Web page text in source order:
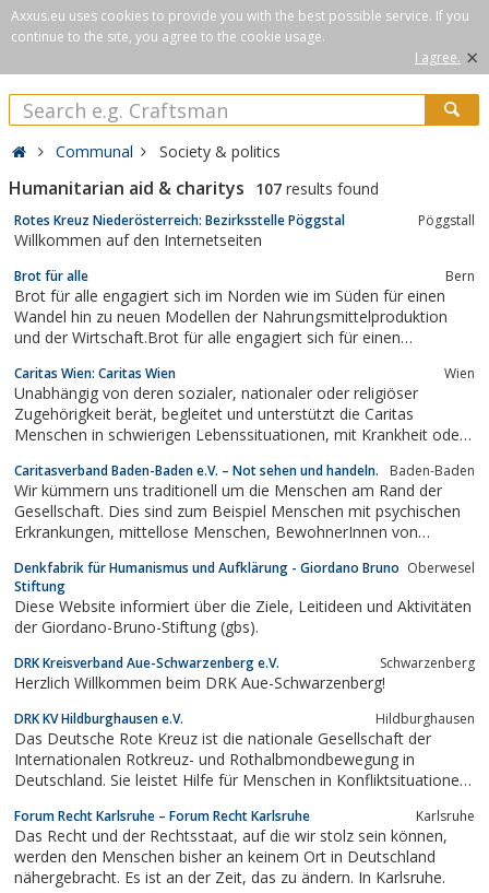
Axxus.eu uses cookies to provide you with the best possible service. If you
continue to the site, you agree to the cookie usage.
I agree. ×
Communal Society & politics
Humanitarian aid & charitys 107 results found
Rotes Kreuz Niederösterreich: Bezirksstelle Pöggstal Pöggstall
Willkommen auf den Internetseiten
Brot für alle Bern
Brot für alle engagiert sich im Norden wie im Süden für einen
Wandel hin zu neuen Modellen der Nahrungsmittelproduktion
und der Wirtschaft.Brot für alle engagiert sich für einen
erhält und regeneriert. Dieser Wandel schafft Ernährungs- und
Wirtschaftssysteme für...
Caritas Wien: Caritas Wien Wien
Unabhängig von deren sozialer, nationaler oder religiöser
Zugehörigkeit berät, begleitet und unterstützt die Caritas
Menschen in schwierigen Lebenssituationen, mit Krankheit oder
Caritasverband Baden-Baden e.V. – Not sehen und handeln. Baden-Baden
Wir kümmern uns traditionell um die Menschen am Rand der
Gesellschaft. Dies sind zum Beispiel Menschen mit psychischen
Erkrankungen, mittellose Menschen, BewohnerInnen von
wohnungslose Menschen.
Denkfabrik für Humanismus und Aufklärung - Giordano Bruno
Stiftung
Oberwesel
Diese Website informiert über die Ziele, Leitideen und Aktivitäten
der Giordano-Bruno-Stiftung (gbs).
DRK Kreisverband Aue-Schwarzenberg e.V. Schwarzenberg
Herzlich Willkommen beim DRK Aue-Schwarzenberg!
DRK KV Hildburghausen e.V. Hildburghausen
Das Deutsche Rote Kreuz ist die nationale Gesellschaft der
Internationalen Rotkreuz- und Rothalbmondbewegung in
Deutschland. Sie leistet Hilfe für Menschen in Konfliktsituationen,
Forum Recht Karlsruhe – Forum Recht Karlsruhe Karlsruhe
Das Recht und der Rechtsstaat, auf die wir stolz sein können,
werden den Menschen bisher an keinem Ort in Deutschland
nähergebracht. Es ist an der Zeit, das zu ändern. In Karlsruhe.